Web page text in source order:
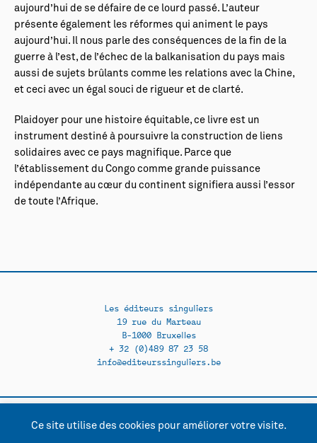
aujourd’hui de se défaire de ce lourd passé. L’auteur
présente également les réformes qui animent le pays
aujourd’hui. Il nous parle des conséquences de la fin de la
guerre à l’est, de l’échec de la balkanisation du pays mais
aussi de sujets brûlants comme les relations avec la Chine,
et ceci avec un égal souci de rigueur et de clarté.
Plaidoyer pour une histoire équitable, ce livre est un
instrument destiné à poursuivre la construction de liens
solidaires avec ce pays magnifique. Parce que
l’établissement du Congo comme grande puissance
indépendante au cœur du continent signifiera aussi l’essor
de toute l’Afrique.
Les éditeurs singuliers
19 rue du Marteau
B-1000 Bruxelles
+ 32 (0)489 87 23 58
info@editeurssinguliers.be
Instagram →
Ce site utilise des cookies pour améliorer votre visite.